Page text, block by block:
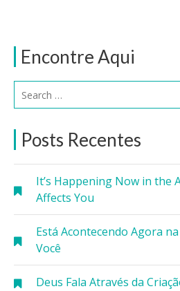
Encontre Aqui
Posts Recentes
It’s Happening Now in the
Affects You
Está Acontecendo Agora
Você
Deus Fala Através da